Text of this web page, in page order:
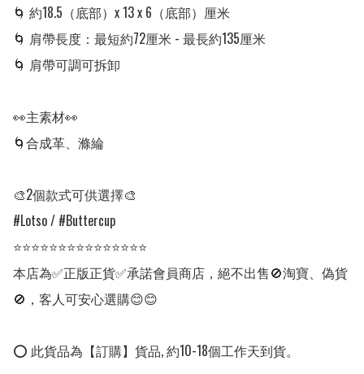
🌀 約18.5（底部）x 13 x 6（底部）厘米
🌀 肩帶長度：最短約72厘米 - 最長約135厘米
🌀 肩帶可調可拆卸
👀主素材👀
🌀合成革、滌綸
🎨2個款式可供選擇🎨
#Lotso / #Buttercup
⭐⭐⭐⭐⭐⭐⭐⭐⭐⭐⭐⭐⭐⭐⭐
本店為✅正版正貨✅承諾會員商店，絕不出售🚫淘寶、偽貨
🚫，客人可安心選購😊😊
⭕ 此貨品為【訂購】貨品, 約10-18個工作天到貨。